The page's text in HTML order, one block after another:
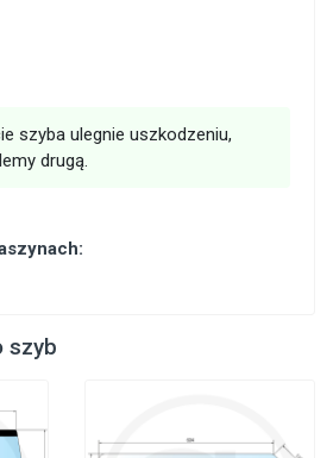
szyba ulegnie uszkodzeniu,
drugą.
szyb